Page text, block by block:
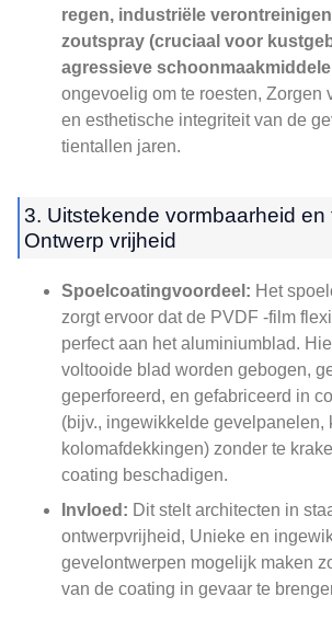
regen, industriële
zoutspray (cruciaal voor
agressieve
ongevoelig om te roesten, Zorgen
en esthetische integriteit van de
tientallen jaren.
3. Uitstekende vormbaarheid en
Ontwerp vrijheid
Spoelcoatingvoordeel: Het
zorgt ervoor dat de PVDF -film
perfect aan het aluminiumblad.
voltooide blad worden gebogen,
geperforeerd, en gefabriceerd in
(bijv., ingewikkelde gevelpanelen,
kolomafdekkingen) zonder te
coating beschadigen.
Invloed: Dit stelt architecten in
ontwerpvrijheid, Unieke en
gevelontwerpen mogelijk maken
van de coating in gevaar te